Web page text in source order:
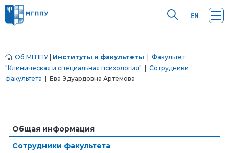
Об МГППУ Институты и факультеты
Факультет
"Клиническая и специальная психология"
Сотрудники
факультета | Ева Эдуардовна Артемова
Общая информация
Сотрудники факультета